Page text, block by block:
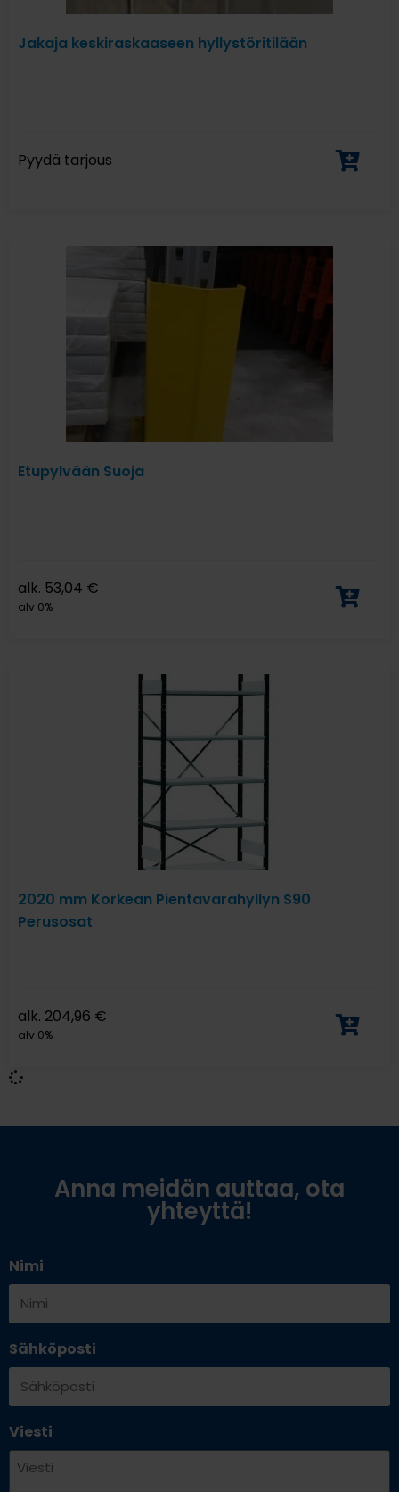
Jakaja keskiraskaaseen hyllystöritilään
Pyydä tarjous
Etupylvään Suoja
alk. 53,04 €
alv 0%
2020 mm Korkean Pientavarahyllyn S90
Perusosat
alk. 204,96 €
alv 0%
Anna meidän auttaa, ota
yhteyttä!
Nimi
Sähköposti
Viesti